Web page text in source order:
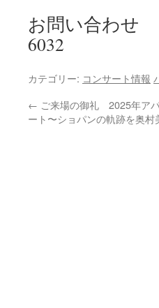
お問い合わせ
6032
カテゴリー: コンサート情報
← ご来場の御礼 2025年ア
ート〜ショパンの軌跡を奥村